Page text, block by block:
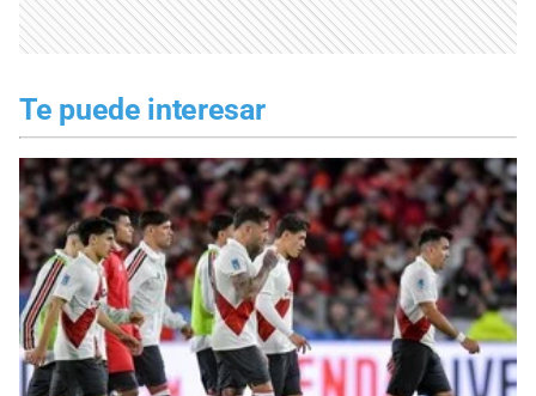
Te puede interesar